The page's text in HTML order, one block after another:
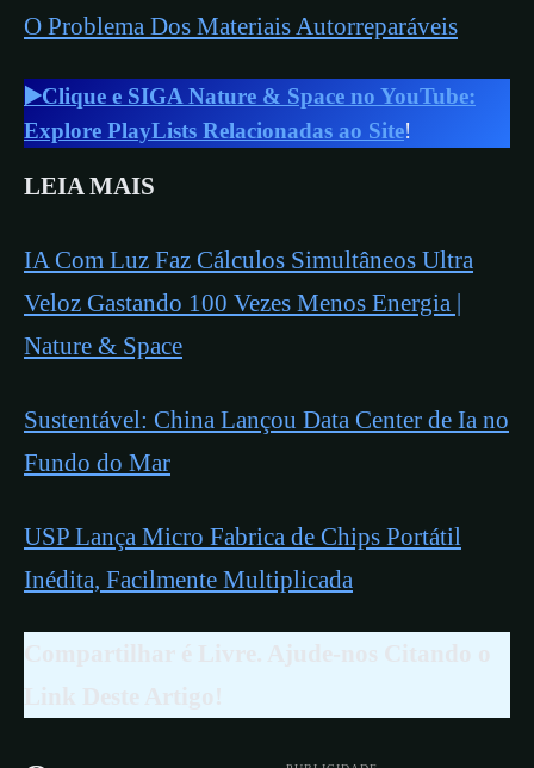
O Problema Dos Materiais Autorreparáveis
▶️Clique e SIGA Nature & Space no YouTube:
Explore PlayLists Relacionadas ao Site!
LEIA MAIS
IA Com Luz Faz Cálculos Simultâneos Ultra
Veloz Gastando 100 Vezes Menos Energia |
Nature & Space
Sustentável: China Lançou Data Center de Ia no
Fundo do Mar
USP Lança Micro Fabrica de Chips Portátil
Inédita, Facilmente Multiplicada